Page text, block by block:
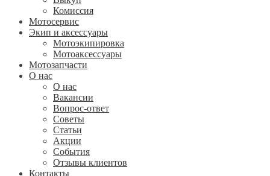
Комиссия
Мотосервис
Экип и аксессуары
Мотоэкипировка
Мотоаксессуары
Мотозапчасти
О нас
О нас
Вакансии
Вопрос-ответ
Советы
Статьи
Акции
События
Отзывы клиентов
Контакты